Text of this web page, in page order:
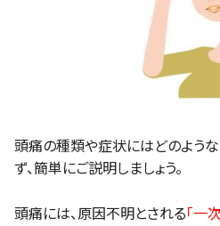
頭痛の種類や症状にはどのような
ず、簡単にご説明しましょう。
頭痛には、原因不明とされる「一